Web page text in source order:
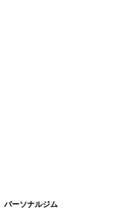
パーソナルジム